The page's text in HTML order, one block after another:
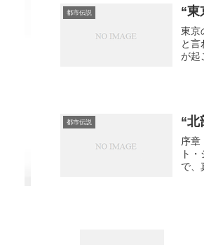
都市伝説 “東
東京
と言
が起
都市伝説 “北
序章
ト
で、